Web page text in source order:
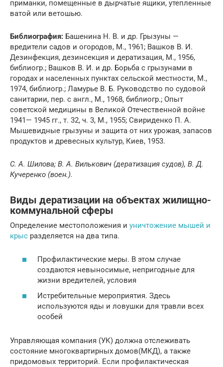
приманки, помещенные в дырчатые ящики, утепленные
ватой или ветошью.
Библиография: Башенина Н. В. и др. Грызуны —
вредители садов и огородов, М., 1961; Вашков В. И.
Дезинфекция, дезинсекция и дератизация, М., 1956,
библиогр.; Вашков В. И. и др. Борьба с грызунами в
городах и населенных пунктах сельской местности, М.,
1974, библиогр.; Ламурье В. Б. Руководство по судовой
санитарии, пер. с англ., М., 1968, библиогр.; Опыт
советской медицины в Великой Отечественной войне
1941— 1945 гг., т. 32, ч. 3, М., 1955; Свириденко П. А.
Мышевидные грызуны и защита от них урожая, запасов
продуктов и древесных культур, Киев, 1953.
С. А. Шилова; В. А. Вилькович (дератизация судов), В. Д.
Кучеренко (воен.).
Виды дератизации на объектах жилищно-
коммунальной сферы
Определение местоположения и уничтожение мышей и
крыс разделяется на два типа.
Профилактические меры. В этом случае
создаются невыносимые, непригодные для
жизни вредителей, условия
Истребительные мероприятия. Здесь
используются яды и ловушки для травли всех
особей
Управляющая компания (УК) должна отслеживать
состояние многоквартирных домов(МКД), а также
придомовых территорий. Если профилактическая